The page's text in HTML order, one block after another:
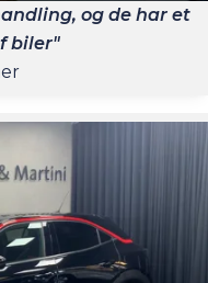
og de har et
biler"